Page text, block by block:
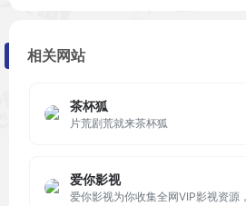
相关网站
茶杯狐
片荒剧荒就来茶杯狐
爱你影视